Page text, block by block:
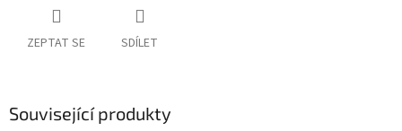
ZEPTAT SE SDÍLET
Související produkty